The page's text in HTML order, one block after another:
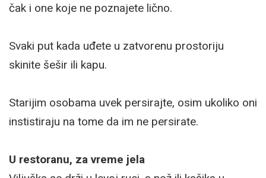
čak i one koje ne poznajete lično.
Svaki put kada uđete u zatvorenu prostoriju
skinite šešir ili kapu.
Starijim osobama uvek persirajte, osim ukoliko oni
instistiraju na tome da im ne persirate.
U restoranu, za vreme jela